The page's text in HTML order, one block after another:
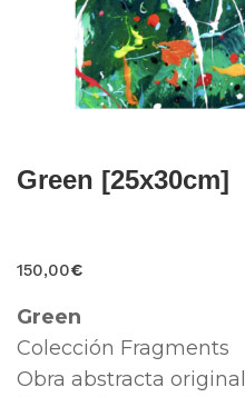
Green [25x30cm]
150,00€
Green
Colección Fragments
Obra abstracta original